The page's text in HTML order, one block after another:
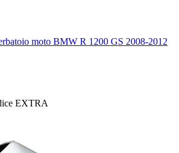
moto BMW R 1200 GS 2008-2012
EXTRA